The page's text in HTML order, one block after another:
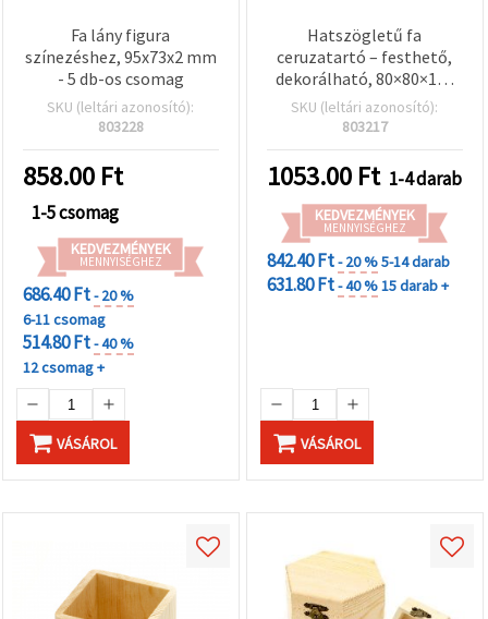
Fa lány figura
színezéshez, 95x73x2 mm
- 5 db-os csomag
SKU (leltári azonosító):
803228
858.00 Ft
1-5 csomag
KEDVEZMÉNYEK
MENNYISÉGHEZ
686.40 Ft- 20 %
6-11 csomag
514.80 Ft- 40 %
12 csomag +
VÁSÁROL
Hatszögletű fa
ceruzatartó – festhető,
dekorálható, 80×80×100
mm
SKU (leltári azonosító):
803217
1053.00 Ft 1-4 darab
KEDVEZMÉNYEK
MENNYISÉGHEZ
842.40 Ft- 20 %5-14 darab
631.80 Ft- 40 %15 darab +
VÁSÁROL